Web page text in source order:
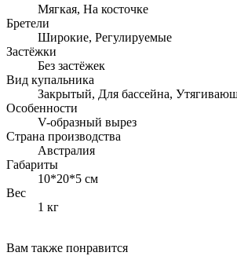
Мягкая, На косточке
Бретели
Широкие, Регулируемые
Застёжки
Без застёжек
Вид купальника
Закрытый, Для бассейна,
Особенности
V-образный вырез
Страна производства
Австралия
Габариты
10*20*5 см
Вес
1 кг
Вам также понравится